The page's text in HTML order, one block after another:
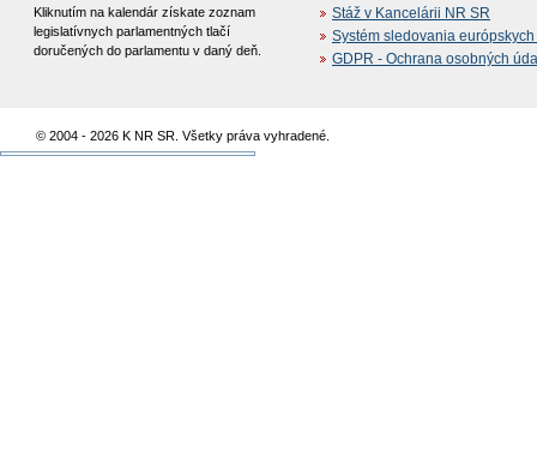
Kliknutím na kalendár získate zoznam
legislatívnych parlamentných tlačí
doručených do parlamentu v daný deň.
Stáž v Kancelárii NR SR
Systém sledovania
GDPR - Ochrana osobných
© 2004 - 2026 K NR SR. Všetky práva vyhradené.